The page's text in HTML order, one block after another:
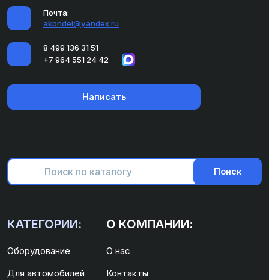
Почта:
akondei@yandex.ru
8 499 136 31 51
+7 964 551 24 42
Написать
Поиск
КАТЕГОРИИ:
Оборудование
Для автомобилей
О КОМПАНИИ:
О нас
Контакты